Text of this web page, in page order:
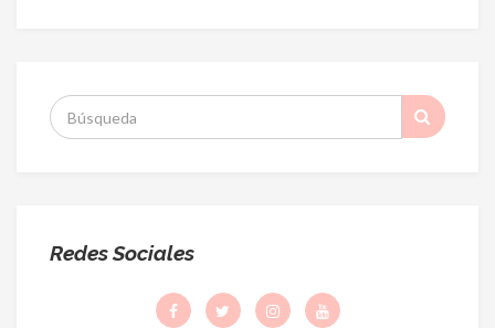
S
:
Redes Sociales